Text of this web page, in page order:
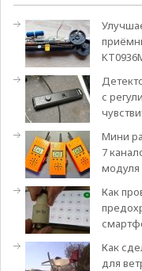
с
Мини
7
модуля
Как
Как
для